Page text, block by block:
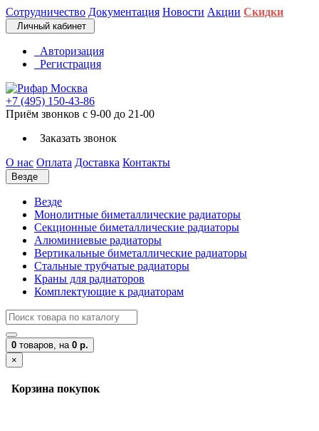
Сотрудничество Документация Новости Акции Скидки
Личный кабинет
Авторизация
Регистрация
+7 (495) 150-43-86
Приём звонков с 9-00 до 21-00
Заказать звонок
О нас Оплата Доставка Контакты
Везде
Везде
Монолитные биметаллические радиаторы
Секционные биметаллические радиаторы
Алюминиевые радиаторы
Вертикальные биметаллические радиаторы
Стальные трубчатые радиаторы
Краны для радиаторов
Комплектующие к радиаторам
0 товаров, на 0 р.
×
Корзина покупок